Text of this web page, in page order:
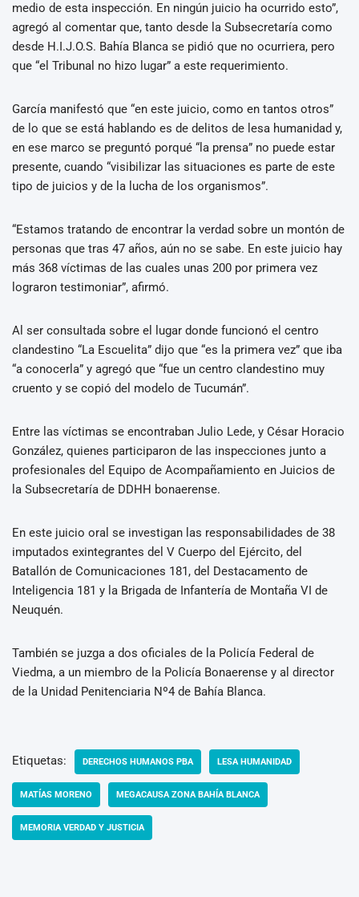
medio de esta inspección. En ningún juicio ha ocurrido esto”,
agregó al comentar que, tanto desde la Subsecretaría como
desde H.I.J.O.S. Bahía Blanca se pidió que no ocurriera, pero
que “el Tribunal no hizo lugar” a este requerimiento.
García manifestó que “en este juicio, como en tantos otros”
de lo que se está hablando es de delitos de lesa humanidad y,
en ese marco se preguntó porqué “la prensa” no puede estar
presente, cuando “visibilizar las situaciones es parte de este
tipo de juicios y de la lucha de los organismos”.
“Estamos tratando de encontrar la verdad sobre un montón de
personas que tras 47 años, aún no se sabe. En este juicio hay
más 368 víctimas de las cuales unas 200 por primera vez
lograron testimoniar”, afirmó.
Al ser consultada sobre el lugar donde funcionó el centro
clandestino “La Escuelita” dijo que “es la primera vez” que iba
“a conocerla” y agregó que “fue un centro clandestino muy
cruento y se copió del modelo de Tucumán”.
Entre las víctimas se encontraban Julio Lede, y César Horacio
González, quienes participaron de las inspecciones junto a
profesionales del Equipo de Acompañamiento en Juicios de
la Subsecretaría de DDHH bonaerense.
En este juicio oral se investigan las responsabilidades de 38
imputados exintegrantes del V Cuerpo del Ejército, del
Batallón de Comunicaciones 181, del Destacamento de
Inteligencia 181 y la Brigada de Infantería de Montaña VI de
Neuquén.
También se juzga a dos oficiales de la Policía Federal de
Viedma, a un miembro de la Policía Bonaerense y al director
de la Unidad Penitenciaria Nº4 de Bahía Blanca.
Etiquetas: DERECHOS HUMANOS PBA LESA HUMANIDAD
MATÍAS MORENO MEGACAUSA ZONA BAHÍA BLANCA
MEMORIA VERDAD Y JUSTICIA